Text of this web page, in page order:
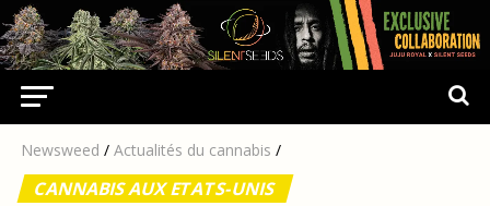
Newsweed / Actualités du cannabis /
CANNABIS AUX ETATS-UNIS